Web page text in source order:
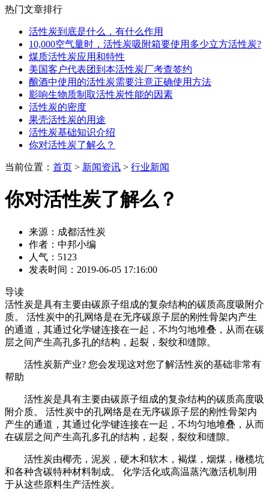
热门文章排行
活性炭到底是什么，有什么作用
10,000空气量时，活性炭吸附箱要使用多少立方活性炭?
煤质活性炭应用和特性
美国客户代表团到本活性炭厂考查签约
酿酒中使用的活性炭需要注意正确使用方法
影响生物质制取活性炭性能的因素
活性炭的密度
果壳活性炭的用途
活性炭基础知识介绍
你对活性炭了解么？
当前位置： 首页 > 新闻资讯 > 行业新闻
你对活性炭了解么？
来源：成都活性炭
作者：中邦小编
人气：5123
发表时间：2019-06-05 17:16:00
导读
活性炭是具有主要由碳原子组成的复杂结构的碳质高度吸附介
质。 活性炭中的孔网络是在无序碳原子层的刚性骨架内产生
的通道，其通过化学键连接在一起，不均匀地堆叠，从而在碳
层之间产生高孔多孔的结构，起裂，裂纹和缝隙。
活性炭新产业? 您会发现这对您了解活性炭的基础非常有
帮助
活性炭是具有主要由碳原子组成的复杂结构的碳质高度吸
附介质。 活性炭中的孔网络是在无序碳原子层的刚性骨架内
产生的通道，其通过化学键连接在一起，不均匀地堆叠，从而
在碳层之间产生高孔多孔的结构，起裂，裂纹和缝隙。
活性炭由椰壳，泥炭，硬木和软木，褐煤，烟煤，橄榄坑
和各种含碳特种材料制成。 化学活化或高温蒸汽激活机制用
于从这些原料生产活性炭。